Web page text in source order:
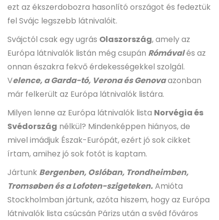
ezt az ékszerdobozra hasonlító országot és fedeztük
fel Svájc legszebb látnivalóit.
Svájctól csak egy ugrás Olaszország, amely az
Európa látnivalók listán még csupán Rómávalés az
onnan északra fekvő érdekességekkel szolgál.
Velence, a Garda-tó, Verona és Genovaazonban
már felkerült az Európa látnivalók listára.
Milyen lenne az Európa látnivalók lista Norvégia és
Svédország nélkül? Mindenképpen hiányos, de
mivel imádjuk Észak-Európát, ezért jó sok cikket
írtam, amihez jó sok fotót is kaptam.
Jártunk Bergenben, Oslóban, Trondheimben,
Tromsøben és a Lofoten-szigeteken.Amióta
Stockholmban jártunk, azóta hiszem, hogy az Európa
látnivalók lista csúcsán Párizs után a svéd főváros